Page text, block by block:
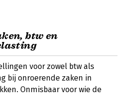
btw en
voor zowel btw als
bij onroerende zaken in
Onmisbaar voor wie de